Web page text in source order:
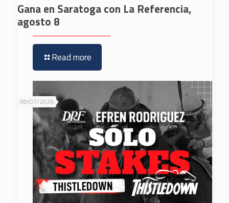
Gana en Saratoga con La Referencia,
agosto 8
Read more
08/07/2026